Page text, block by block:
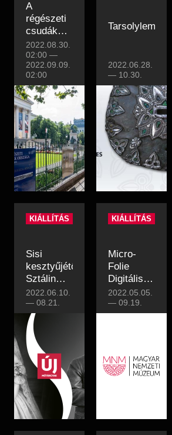
A
régészeti
csudák
országa–
országimázs
1876
2022.08.30.
02:00 —
2022.09.09.
02:00
Tarsolylemezek
2022.06.28.
— 10.30.
KIÁLLÍTÁS
Sisi
kesztyűjétől
Sztálin
füléig
2022.06.10.
— 08.21.
KIÁLLÍTÁS
Micro-
Folie
Digitális
Mobilmúzeum
2022.05.05.
— 09.19.